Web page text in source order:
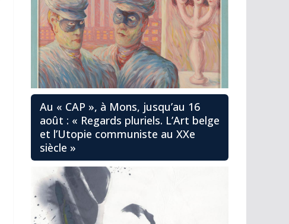
Au « CAP », à Mons, jusqu’au 16
août : « Regards pluriels. L’Art belge
et l’Utopie communiste au XXe
siècle »